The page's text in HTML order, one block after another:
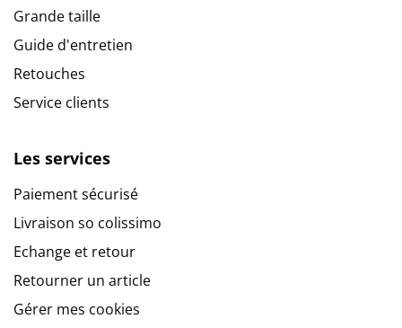
Grande taille
Guide d'entretien
Retouches
Service clients
Les services
Paiement sécurisé
Livraison so colissimo
Echange et retour
Retourner un article
Gérer mes cookies